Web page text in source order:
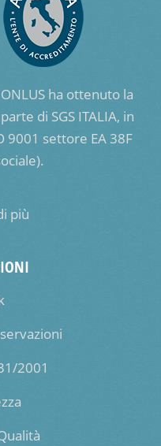
ha ottenuto la
di SGS ITALIA, in
9001 settore EA 38F
più
2001